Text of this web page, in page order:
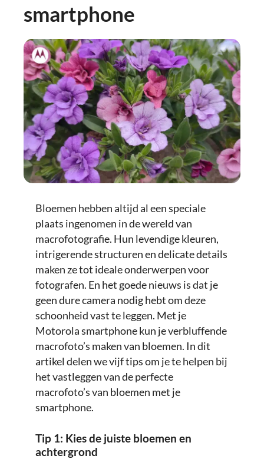
smartphone
Bloemen hebben altijd al een speciale
plaats ingenomen in de wereld van
macrofotografie. Hun levendige kleuren,
intrigerende structuren en delicate details
maken ze tot ideale onderwerpen voor
fotografen. En het goede nieuws is dat je
geen dure camera nodig hebt om deze
schoonheid vast te leggen. Met je
Motorola smartphone kun je verbluffende
macrofoto’s maken van bloemen. In dit
artikel delen we vijf tips om je te helpen bij
het vastleggen van de perfecte
macrofoto’s van bloemen met je
smartphone.
Tip 1: Kies de juiste bloemen en
achtergrond